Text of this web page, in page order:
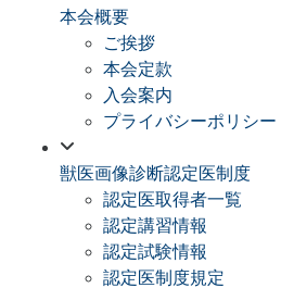
本会概要
ご挨拶
本会定款
入会案内
プライバシーポリシー
獣医画像診断認定医制度
認定医取得者一覧
認定講習情報
認定試験情報
認定医制度規定